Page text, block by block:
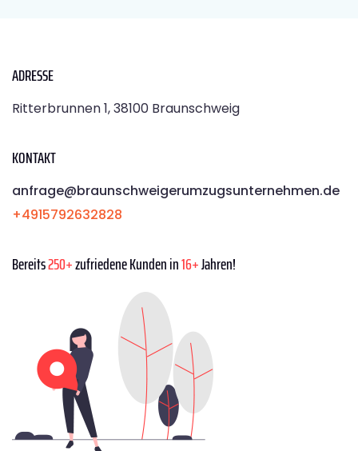
ADRESSE
Ritterbrunnen 1, 38100 Braunschweig
KONTAKT
anfrage@braunschweigerumzugsunternehmen.de
+4915792632828
Bereits250+zufriedene Kunden in16+Jahren!